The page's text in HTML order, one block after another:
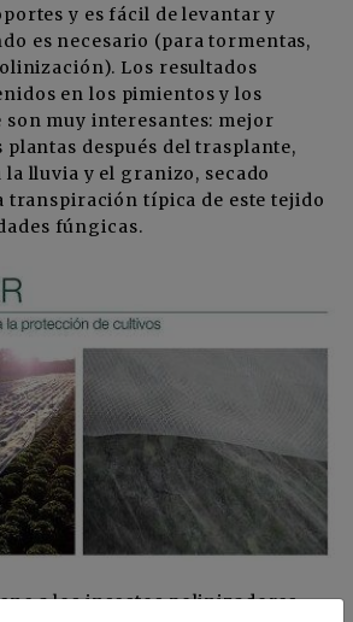
y es fácil de levantar y
es necesario (para tormentas,
Los resultados
en los pimientos y los
son muy interesantes: mejor
después del trasplante,
lluvia y el granizo, secado
transpiración típica de este tejido
fúngicas.
a los insectos polinizadores